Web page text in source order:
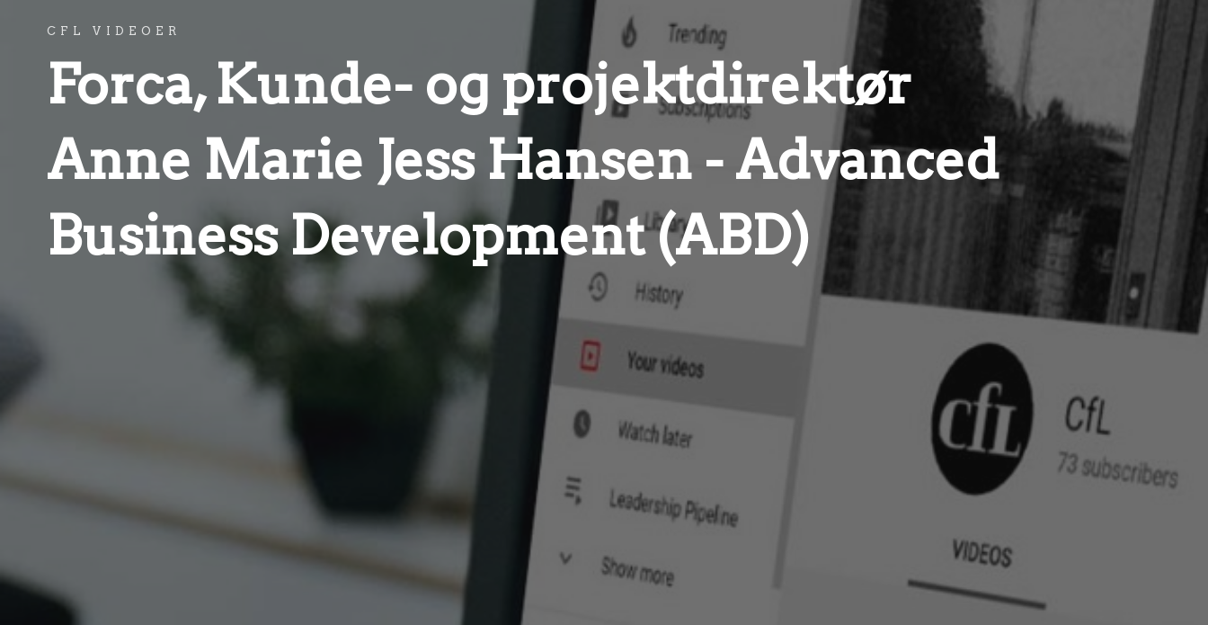
CFL VIDEOER
Forca, Kunde- og projektdirektør
Anne Marie Jess Hansen - Advanced
Business Development (ABD)